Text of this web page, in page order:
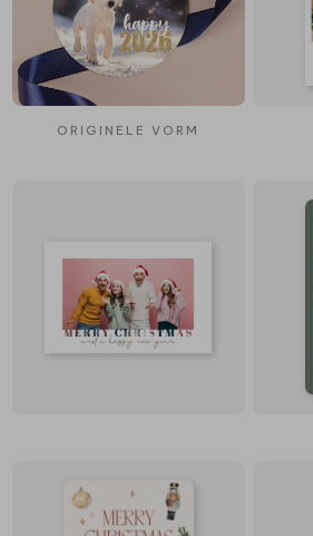
ORIGINELE VORM